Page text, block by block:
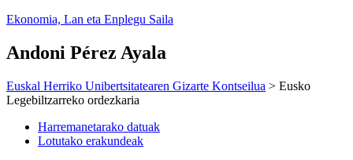
Ekonomia, Lan eta Enplegu Saila
Andoni Pérez Ayala
Euskal Herriko Unibertsitatearen Gizarte Kontseilua > Eusko
Legebiltzarreko ordezkaria
Harremanetarako datuak
Lotutako erakundeak